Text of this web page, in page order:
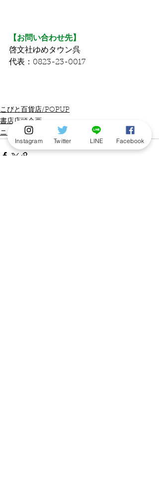
【お問い合わせ先】
啓文社ゆめタウン呉
代表：0823-23-0017
こびと百貨店/POPUP
書店店頭企画
ニュース
Instagram Twitter LINE Facebook